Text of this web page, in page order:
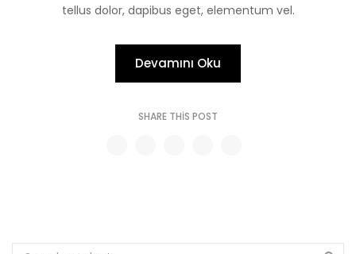
tellus dolor, dapibus eget, elementum vel.
Devamını Oku
SHARE THIS POST